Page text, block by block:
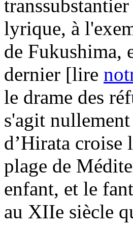
lyrique, à
de Fukushima,
dernier [lire
le drame des
s'agit
d’Hirata croise
plage de
enfant, et le
au XIIe siècle